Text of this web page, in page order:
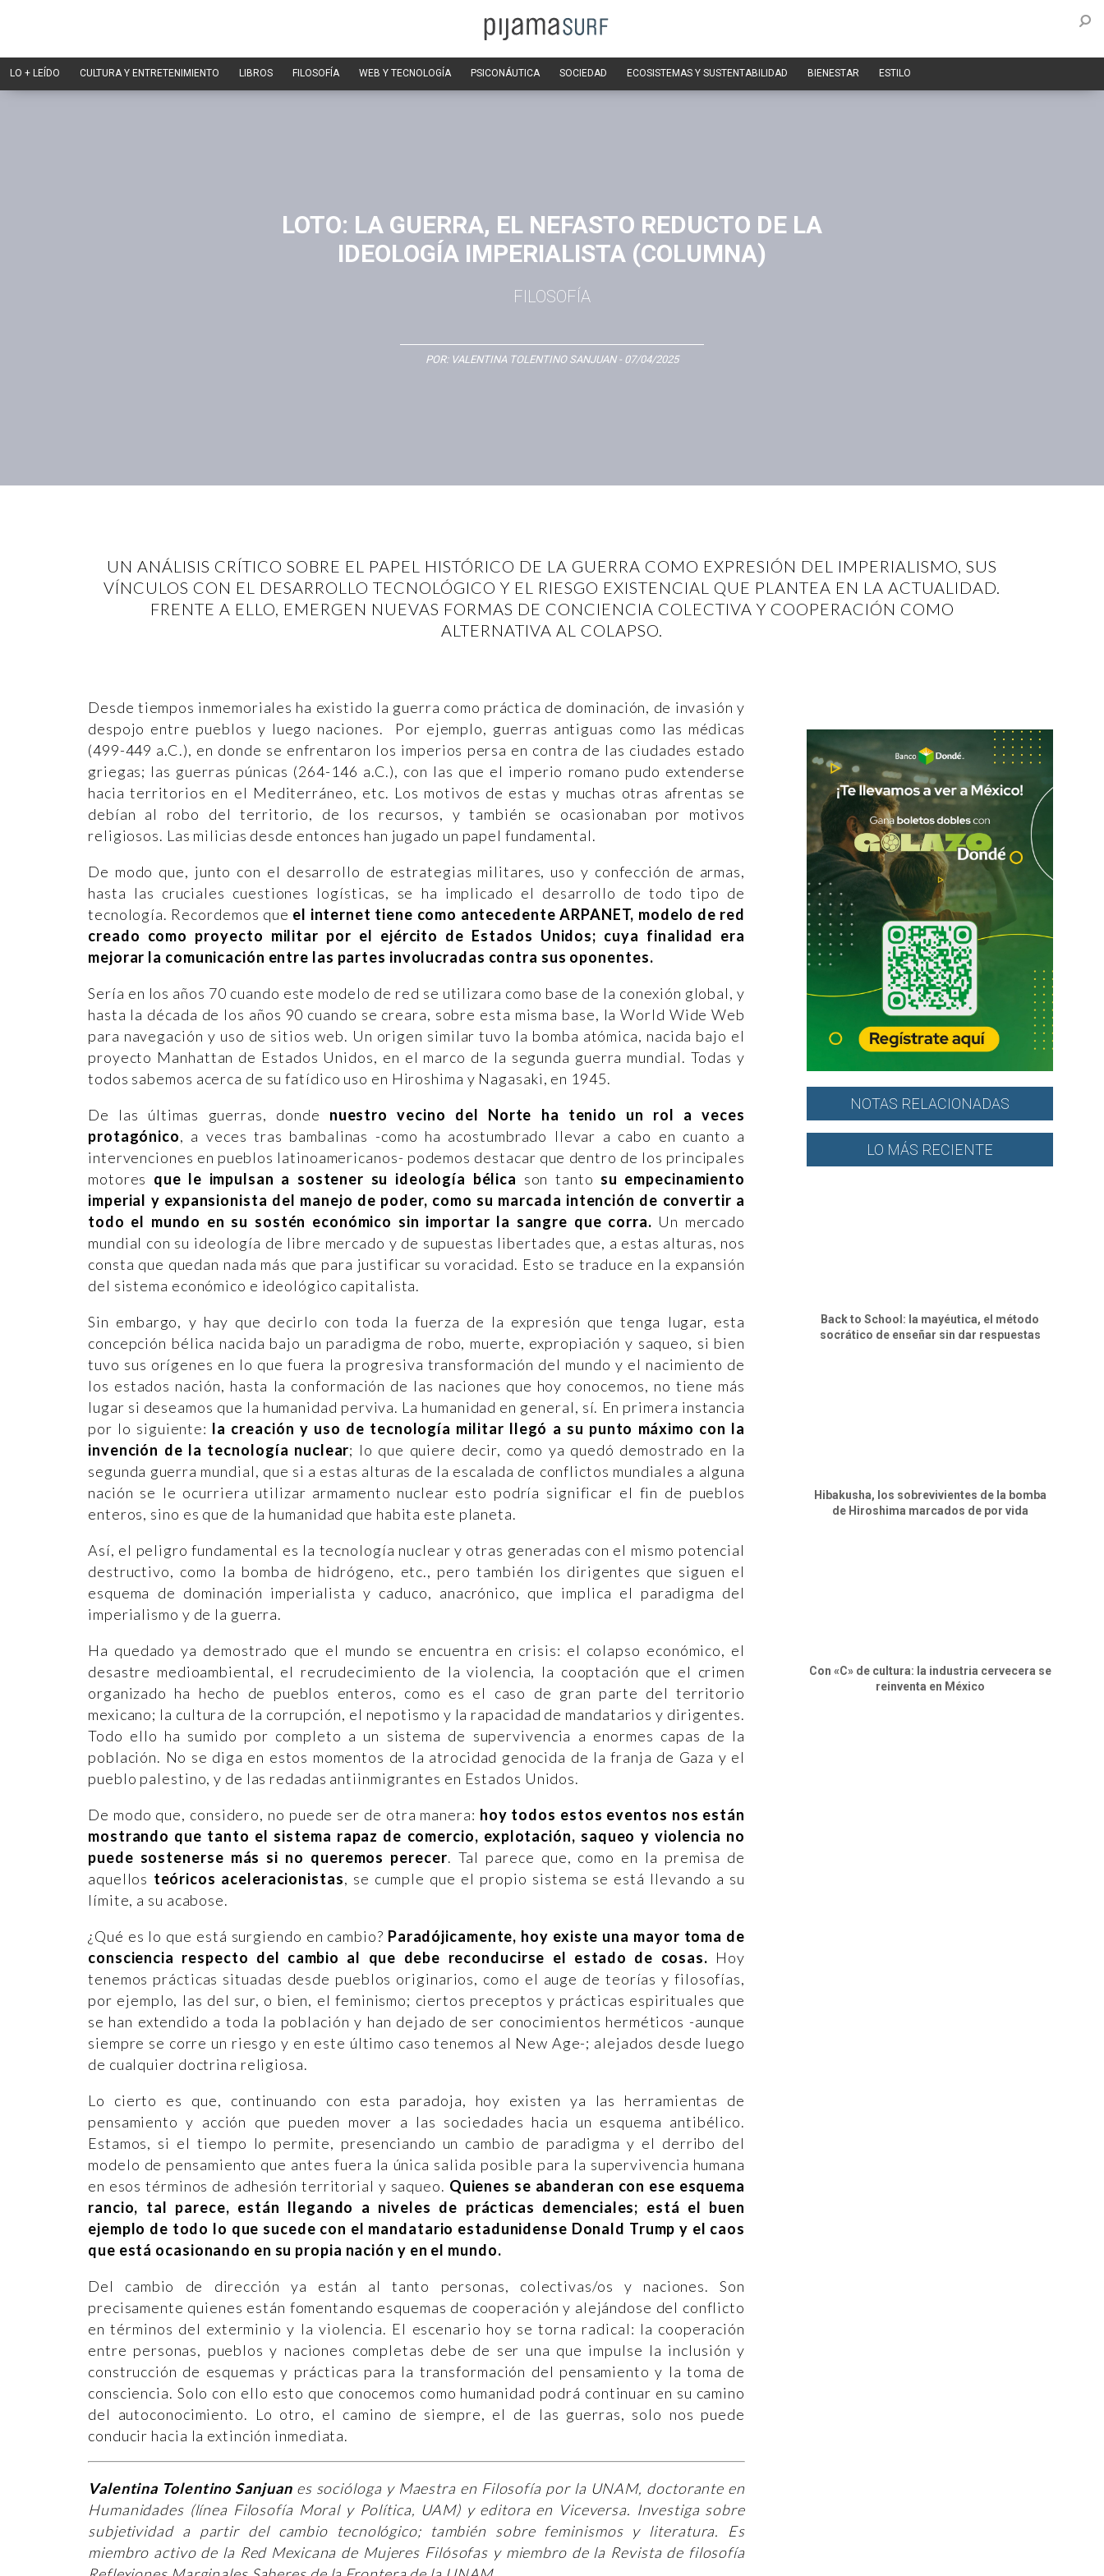
LO + LEÍDO CULTURA Y ENTRETENIMIENTO LIBROS FILOSOFÍA WEB Y TECNOLOGÍA PSICONÁUTICA SOCIEDAD ECOSISTEMAS Y SUSTENTABILIDAD BIENESTAR ESTILO
LOTO: LA GUERRA, EL NEFASTO REDUCTO DE LA
IDEOLOGÍA IMPERIALISTA (COLUMNA)
FILOSOFÍA
POR: VALENTINA TOLENTINO SANJUAN- 07/04/2025
UN ANÁLISIS CRÍTICO SOBRE EL PAPEL HISTÓRICO DE LA GUERRA COMO EXPRESIÓN DEL IMPERIALISMO, SUS
VÍNCULOS CON EL DESARROLLO TECNOLÓGICO Y EL RIESGO EXISTENCIAL QUE PLANTEA EN LA ACTUALIDAD.
FRENTE A ELLO, EMERGEN NUEVAS FORMAS DE CONCIENCIA COLECTIVA Y COOPERACIÓN COMO
ALTERNATIVA AL COLAPSO.
Desde tiempos inmemoriales ha existido la guerra como práctica de dominación, de invasión y
despojo entre pueblos y luego naciones. Por ejemplo, guerras antiguas como las médicas
(499-449 a.C.), en donde se enfrentaron los imperios persa en contra de las ciudades estado
griegas; las guerras púnicas (264-146 a.C.), con las que el imperio romano pudo extenderse
hacia territorios en el Mediterráneo, etc. Los motivos de estas y muchas otras afrentas se
debían al robo del territorio, de los recursos, y también se ocasionaban por motivos
religiosos. Las milicias desde entonces han jugado un papel fundamental.
De modo que, junto con el desarrollo de estrategias militares, uso y confección de armas,
hasta las cruciales cuestiones logísticas, se ha implicado el desarrollo de todo tipo de
tecnología. Recordemos que el internet tiene como antecedente ARPANET, modelo de red
creado como proyecto militar por el ejército de Estados Unidos; cuya finalidad era
mejorar la comunicación entre las partes involucradas contra sus oponentes.
Sería en los años 70 cuando este modelo de red se utilizara como base de la conexión global, y
hasta la década de los años 90 cuando se creara, sobre esta misma base, la World Wide Web
para navegación y uso de sitios web. Un origen similar tuvo la bomba atómica, nacida bajo el
proyecto Manhattan de Estados Unidos, en el marco de la segunda guerra mundial. Todas y
todos sabemos acerca de su fatídico uso en Hiroshima y Nagasaki, en 1945.
De las últimas guerras, donde nuestro vecino del Norte ha tenido un rol a veces
protagónico, a veces tras bambalinas -como ha acostumbrado llevar a cabo en cuanto a
intervenciones en pueblos latinoamericanos- podemos destacar que dentro de los principales
motores que le impulsan a sostener su ideología bélica son tanto su empecinamiento
imperial y expansionista del manejo de poder, como su marcada intención de convertir a
todo el mundo en su sostén económico sin importar la sangre que corra. Un mercado
mundial con su ideología de libre mercado y de supuestas libertades que, a estas alturas, nos
consta que quedan nada más que para justificar su voracidad. Esto se traduce en la expansión
del sistema económico e ideológico capitalista.
Sin embargo, y hay que decirlo con toda la fuerza de la expresión que tenga lugar, esta
concepción bélica nacida bajo un paradigma de robo, muerte, expropiación y saqueo, si bien
tuvo sus orígenes en lo que fuera la progresiva transformación del mundo y el nacimiento de
los estados nación, hasta la conformación de las naciones que hoy conocemos, no tiene más
lugar si deseamos que la humanidad perviva. La humanidad en general, sí. En primera instancia
por lo siguiente: la creación y uso de tecnología militar llegó a su punto máximo con la
invención de la tecnología nuclear; lo que quiere decir, como ya quedó demostrado en la
segunda guerra mundial, que si a estas alturas de la escalada de conflictos mundiales a alguna
nación se le ocurriera utilizar armamento nuclear esto podría significar el fin de pueblos
enteros, sino es que de la humanidad que habita este planeta.
Así, el peligro fundamental es la tecnología nuclear y otras generadas con el mismo potencial
destructivo, como la bomba de hidrógeno, etc., pero también los dirigentes que siguen el
esquema de dominación imperialista y caduco, anacrónico, que implica el paradigma del
imperialismo y de la guerra.
Ha quedado ya demostrado que el mundo se encuentra en crisis: el colapso económico, el
desastre medioambiental, el recrudecimiento de la violencia, la cooptación que el crimen
organizado ha hecho de pueblos enteros, como es el caso de gran parte del territorio
mexicano; la cultura de la corrupción, el nepotismo y la rapacidad de mandatarios y dirigentes.
Todo ello ha sumido por completo a un sistema de supervivencia a enormes capas de la
población. No se diga en estos momentos de la atrocidad genocida de la franja de Gaza y el
pueblo palestino, y de las redadas antiinmigrantes en Estados Unidos.
De modo que, considero, no puede ser de otra manera: hoy todos estos eventos nos están
mostrando que tanto el sistema rapaz de comercio, explotación, saqueo y violencia no
puede sostenerse más si no queremos perecer. Tal parece que, como en la premisa de
aquellos teóricos aceleracionistas, se cumple que el propio sistema se está llevando a su
límite, a su acabose.
¿Qué es lo que está surgiendo en cambio? Paradójicamente, hoy existe una mayor toma de
consciencia respecto del cambio al que debe reconducirse el estado de cosas. Hoy
tenemos prácticas situadas desde pueblos originarios, como el auge de teorías y filosofías,
por ejemplo, las del sur, o bien, el feminismo; ciertos preceptos y prácticas espirituales que
se han extendido a toda la población y han dejado de ser conocimientos herméticos -aunque
siempre se corre un riesgo y en este último caso tenemos al New Age-; alejados desde luego
de cualquier doctrina religiosa.
Lo cierto es que, continuando con esta paradoja, hoy existen ya las herramientas de
pensamiento y acción que pueden mover a las sociedades hacia un esquema antibélico.
Estamos, si el tiempo lo permite, presenciando un cambio de paradigma y el derribo del
modelo de pensamiento que antes fuera la única salida posible para la supervivencia humana
en esos términos de adhesión territorial y saqueo. Quienes se abanderan con ese esquema
rancio, tal parece, están llegando a niveles de prácticas demenciales; está el buen
ejemplo de todo lo que sucede con el mandatario estadunidense Donald Trump y el caos
que está ocasionando en su propia nación y en el mundo.
Del cambio de dirección ya están al tanto personas, colectivas/os y naciones. Son
precisamente quienes están fomentando esquemas de cooperación y alejándose del conflicto
en términos del exterminio y la violencia. El escenario hoy se torna radical: la cooperación
entre personas, pueblos y naciones completas debe de ser una que impulse la inclusión y
construcción de esquemas y prácticas para la transformación del pensamiento y la toma de
consciencia. Solo con ello esto que conocemos como humanidad podrá continuar en su camino
del autoconocimiento. Lo otro, el camino de siempre, el de las guerras, solo nos puede
conducir hacia la extinción inmediata.
Valentina Tolentino Sanjuanes socióloga y Maestra en Filosofía por la UNAM, doctorante en
Humanidades (línea Filosofía Moral y Política, UAM) y editora en Viceversa. Investiga sobre
subjetividad a partir del cambio tecnológico; también sobre feminismos y literatura. Es
miembro activo de la Red Mexicana de Mujeres Filósofas y miembro de la Revista de filosofía
NOTAS RELACIONADAS
LO MÁS RECIENTE
Back to School: la mayéutica, el método
socrático de enseñar sin dar respuestas
Hibakusha, los sobrevivientes de la bomba
de Hiroshima marcados de por vida
Con «C» de cultura: la industria cervecera se
reinventa en México